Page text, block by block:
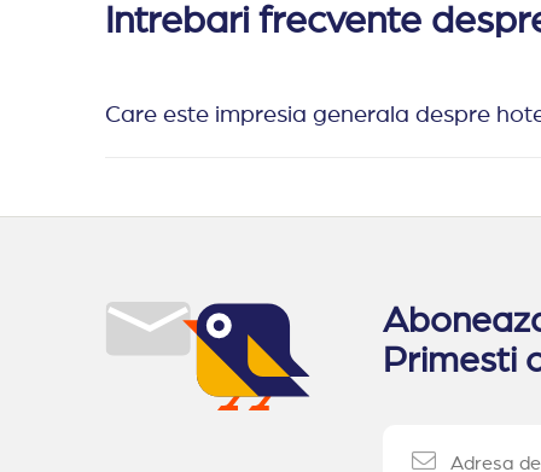
Intrebari frecvente
Care este impresia generala despre
Primesti